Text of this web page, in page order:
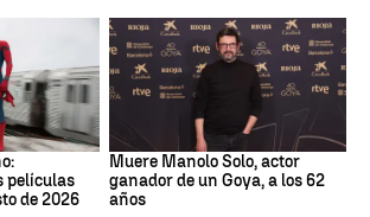
películas
de 2026
Actor
Muere Manolo Solo, actor
ganador de un Goya, a los 62
años